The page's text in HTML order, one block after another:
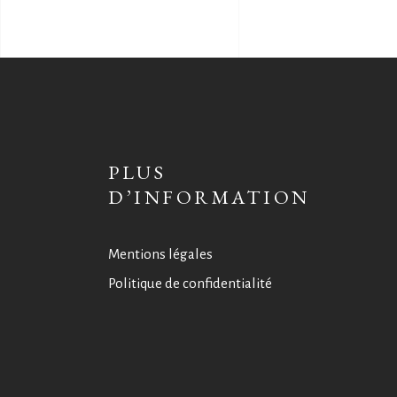
PLUS
D’INFORMATION
Mentions légales
Politique de confidentialité